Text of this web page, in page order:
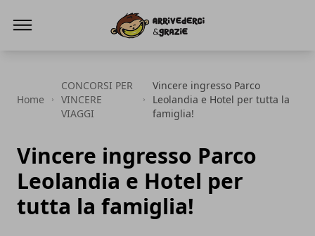
Home
CONCORSI PER
VINCERE
VIAGGI
Vincere ingresso Parco
Leolandia e Hotel per tutta la
famiglia!
Vincere ingresso Parco
Leolandia e Hotel per
tutta la famiglia!